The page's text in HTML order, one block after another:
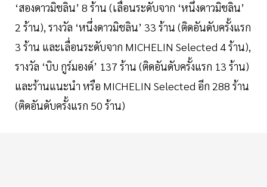
‘สองดาวมิชลิน’ 8 ร้าน (เลื่อนระดับจาก ‘หนึ่งดาวมิชลิน’
2 ร้าน), รางวัล ‘หนึ่งดาวมิชลิน’ 33 ร้าน (ติดอันดับครั้งแรก
3 ร้าน และเลื่อนระดับจาก MICHELIN Selected 4 ร้าน),
รางวัล ‘บิบ กูร์มองด์’ 137 ร้าน (ติดอันดับครั้งแรก 13 ร้าน)
และร้านแนะนำ หรือ MICHELIN Selected อีก 288 ร้าน
(ติดอันดับครั้งแรก 50 ร้าน)